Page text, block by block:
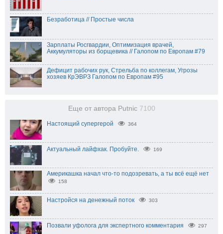
Безработица // Простые числа
Зарплаты Росгвардии, Оптимизация врачей,
Аккумуляторы из борщевика // Галопом по Европам #79
Дефицит рабочих рук, Стрельба по коллегам, Угрозы
хозяев КрЭВРЗ Галопом по Европам #95
Еще от автора Putnic 7100
Настоящий супергерой 364
Актуальный лайфхак. Пробуйте. 169
Америкашка начал что-то подозревать, а ты всё ещё нет
158
Настройся на денежный поток 303
Позвали уфолога для экспертного комментария 297